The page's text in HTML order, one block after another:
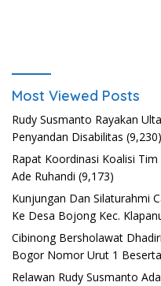
Most Viewed Posts
Rudy Susmanto Rayakan
Penyandan Disabilitas (9,230)
Rapat Koordinasi Koalisi
Ade Ruhandi (9,173)
Kunjungan Dan Silaturahmi
Ke Desa Bojong Kec.
Cibinong Bersholawat
Bogor Nomor Urut 1
Relawan Rudy Susmanto